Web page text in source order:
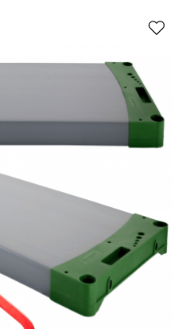
miarę, przewiewny futerał z
na nich produkty
insektów i gryzoni.
szary oraz czarny.